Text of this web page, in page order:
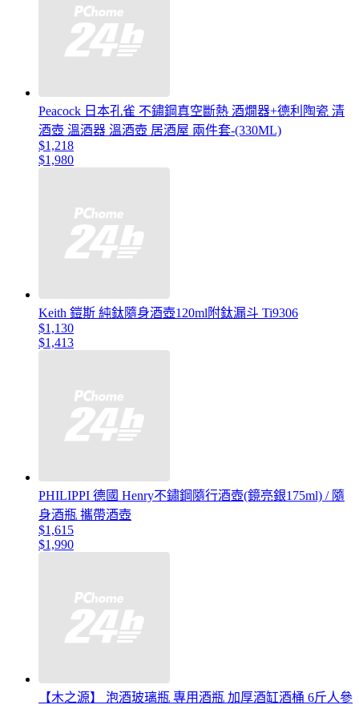
Peacock 日本孔雀 不鏽鋼真空斷熱 酒燗器+德利陶瓷 清
酒壺 溫酒器 溫酒壺 居酒屋 兩件套-(330ML)
$1,218
$1,980
Keith 鎧斯 純鈦隨身酒壺120ml附鈦漏斗 Ti9306
$1,130
$1,413
PHILIPPI 德國 Henry不鏽鋼隨行酒壺(鏡亮銀175ml) / 隨
身酒瓶 攜帶酒壺
$1,615
$1,990
【木之源】 泡酒玻璃瓶 專用酒瓶 加厚酒缸酒桶 6斤人參